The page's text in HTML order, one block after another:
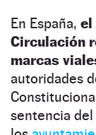
En España, el
Circulación
marcas
autoridades
sentencia